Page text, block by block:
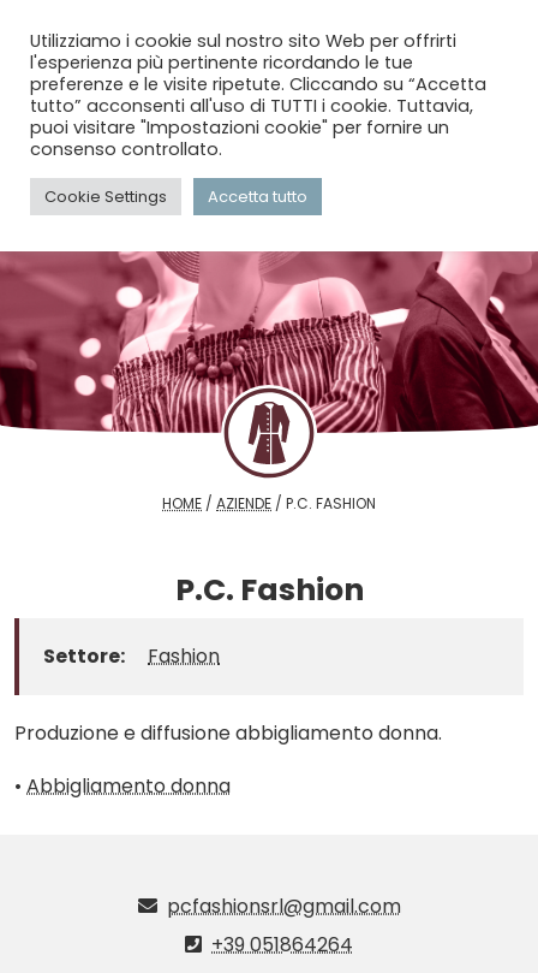
menu
HOME / AZIENDE / P.C. FASHION
P.C. Fashion
Settore: Fashion
Produzione e diffusione abbigliamento donna.
• Abbigliamento donna
pcfashionsrl@gmail.com
+39 051864264
Utilizziamo i cookie sul nostro sito Web per offrirti
l'esperienza più pertinente ricordando le tue
preferenze e le visite ripetute. Cliccando su “Accetta
tutto” acconsenti all'uso di TUTTI i cookie. Tuttavia,
puoi visitare "Impostazioni cookie" per fornire un
consenso controllato.
Cookie Settings Accetta tutto